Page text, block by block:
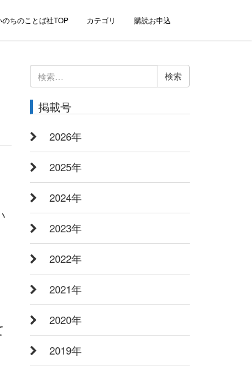
のちのことば社TOP カテゴリ 購読お申込
検
索:
掲載号
2026年
2025年
2024年
2023年
2022年
2021年
2020年
2019年